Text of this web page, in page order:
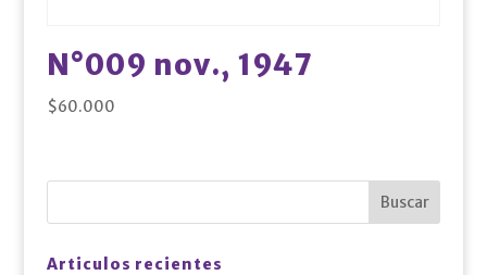
N°009 nov., 1947
$60.000
Articulos recientes